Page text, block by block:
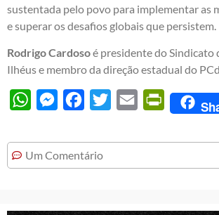
sustentada pelo povo para implementar as
e superar os desafios globais que persistem.
Rodrigo Cardosoé presidente do Sindicato
Ilhéus e membro da direção estadual do
WhatsAppMessengerFacebook
Twitter Email
Um Comentário